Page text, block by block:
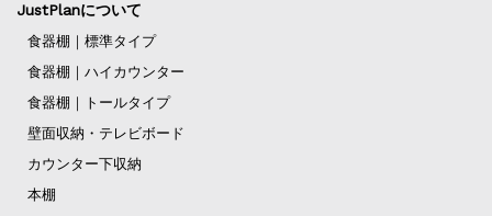
JustPlanについて
食器棚｜標準タイプ
食器棚｜ハイカウンター
食器棚｜トールタイプ
壁面収納・テレビボード
カウンター下収納
本棚